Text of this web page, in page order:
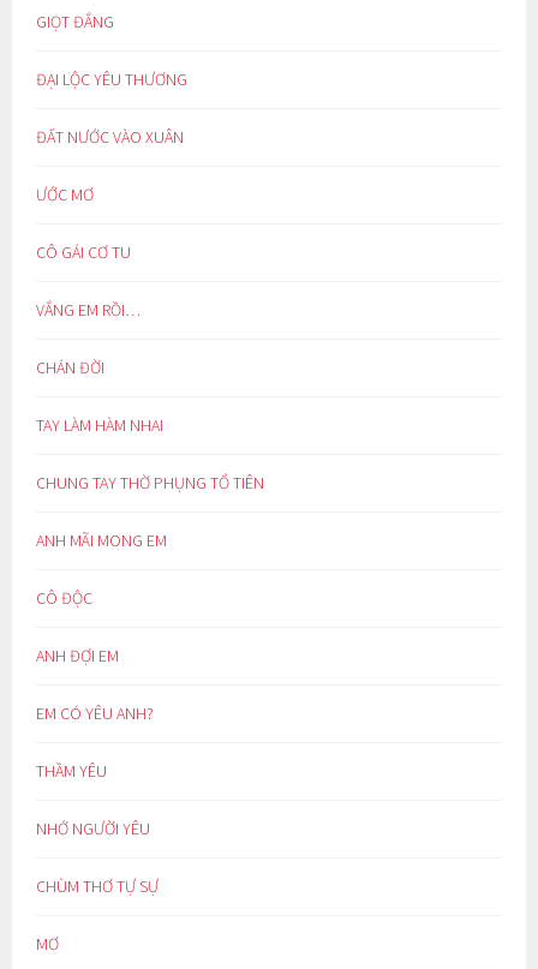
GIỌT ĐẮNG
ĐẠI LỘC YÊU THƯƠNG
ĐẤT NƯỚC VÀO XUÂN
ƯỚC MƠ
CÔ GÁI CƠ TU
VẮNG EM RỒI…
CHÁN ĐỜI
TAY LÀM HÀM NHAI
CHUNG TAY THỜ PHỤNG TỔ TIÊN
ANH MÃI MONG EM
CÔ ĐỘC
ANH ĐỢI EM
EM CÓ YÊU ANH?
THẦM YÊU
NHỚ NGƯỜI YÊU
CHÙM THƠ TỰ SỰ
MƠ